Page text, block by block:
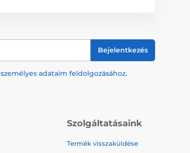
Bejelentkezés
személyes adataim feldolgozásához.
Szolgáltatásaink
Termék visszaküldése